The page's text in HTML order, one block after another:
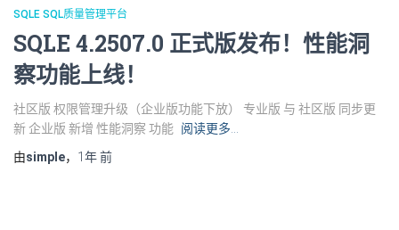
SQLE SQL质量管理平台
SQLE 4.2507.0 正式版发布！性能洞
察功能上线！
社区版 权限管理升级（企业版功能下放） 专业版 与 社区版 同步更
新 企业版 新增 性能洞察 功能 阅读更多…
由simple， 1年前